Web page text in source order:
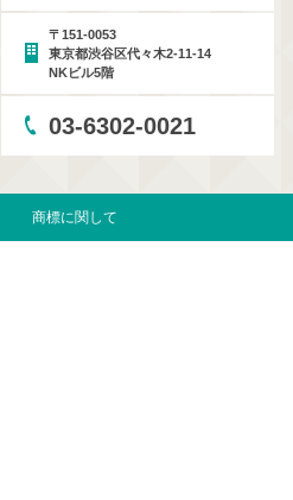
〒151-0053
東京都渋谷区代々木2-11-14
NKビル5階
03-6302-0021
商標に関して